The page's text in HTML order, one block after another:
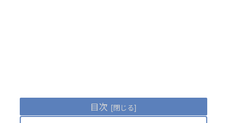
目次